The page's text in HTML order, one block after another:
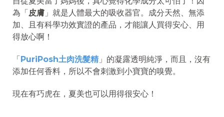
為「皮膚 」就是人體最大的吸收器官。成分天然、無添
加、且有科學功效實證的產品，才能讓人買得安心、用
得放心啊！
「PuriPosh土肉洗髮精」的凝露透明純淨，而且，沒有
添加任何香料，所以不會刺激到小寶寶的嗅覺。
現在有巧虎在，夏美也可以用得很安心！